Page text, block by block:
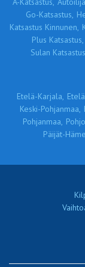
Go-Katsastus,
Katsastus Kinnunen,
Plus Katsastus,
Sulan
Etelä-Karjala,
Keski-Pohjanmaa,
Pohjanmaa,
Päijät-